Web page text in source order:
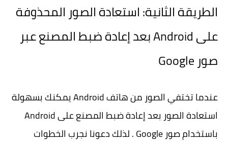
الطريقة الثانية: استعادة الصور المحذوفة
على Android بعد إعادة ضبط المصنع عبر
صور Google
عندما تختفي الصور من هاتف Android يمكنك بسهولة
استعادة الصور بعد إعادة ضبط المصنع على Android
باستخدام صور Google . لذلك دعونا نجرب الخطوات